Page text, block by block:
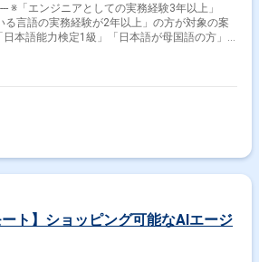
※「エンジニアとしての実務経験3年以上」
る言語の実務経験が2年以上」の方が対象の案
本語能力検定1級」「日本語が母国語の方」
でにFindy Freelanceで担当がついている方
ト】ショッピング可能なAIエージ